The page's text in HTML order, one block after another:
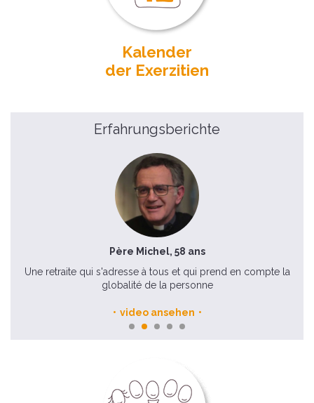
Kalender
der Exerzitien
Erfahrungsberichte
Père Michel, 58 ans
Une retraite qui s'adresse à tous et qui prend en compte la
globalité de la personne
video ansehen